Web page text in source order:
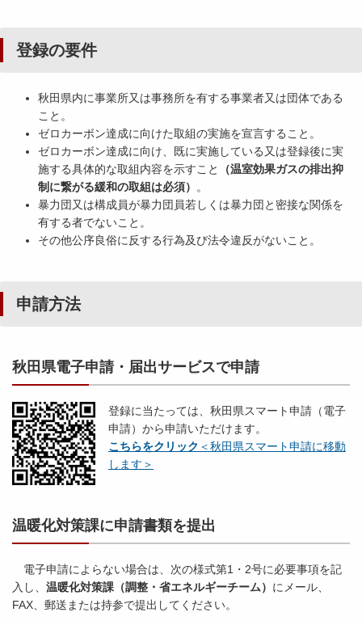
登録の要件
秋田県内に事業所又は事務所を有する事業者又は団体である
こと。
ゼロカーボン達成に向けた取組の実施を宣言すること。
ゼロカーボン達成に向け、既に実施している又は登録後に実
施する具体的な取組内容を示すこと
（温室効果ガスの排出抑
制に繋がる緩和の取組は必須）
。
暴力団又は構成員が暴力団員若しくは暴力団と密接な関係を
有する者でないこと。
その他公序良俗に反する行為及び法令違反がないこと。
申請方法
秋田県電子申請・届出サービスで申請
登録に当たっては、秋田県スマート申請（電子
申請）から申請いただけます。
こちらをクリック ＜秋田県スマート申請に移動
します＞
温暖化対策課に申請書類を提出
電子申請によらない場合は、次の様式第1・2号に必要事項を記
入し、 温暖化対策課（調整・省エネルギーチーム） にメール、
FAX、郵送または持参で提出してください。